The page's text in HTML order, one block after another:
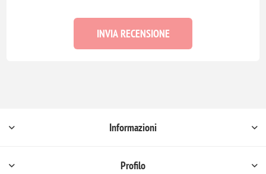
INVIA RECENSIONE
Informazioni
Profilo